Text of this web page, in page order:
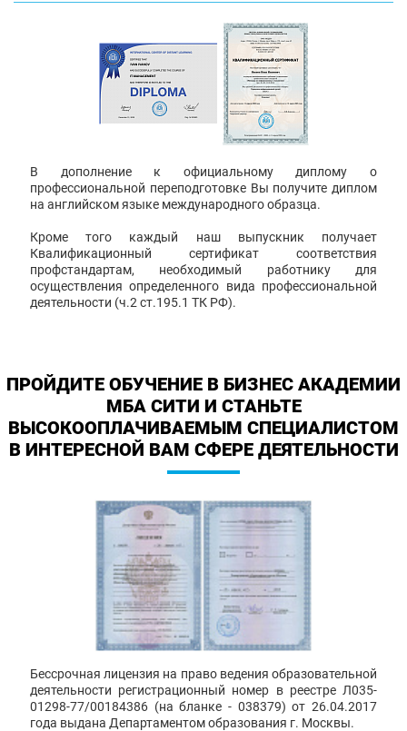
В дополнение к официальному диплому о
профессиональной переподготовке Вы получите диплом
на английском языке международного образца.
Кроме того каждый наш выпускник получает
Квалификационный сертификат соответствия
профстандартам, необходимый работнику для
осуществления определенного вида профессиональной
деятельности (ч.2 ст.195.1 ТК РФ).
ПРОЙДИТЕ ОБУЧЕНИЕ В БИЗНЕС АКАДЕМИИ
МБА СИТИ И СТАНЬТЕ
ВЫСОКООПЛАЧИВАЕМЫМ СПЕЦИАЛИСТОМ
В ИНТЕРЕСНОЙ ВАМ СФЕРЕ ДЕЯТЕЛЬНОСТИ
Бессрочная лицензия на право ведения образовательной
деятельности регистрационный номер в реестре Л035-
01298-77/00184386 (на бланке - 038379) от 26.04.2017
года выдана Департаментом образования г. Москвы.